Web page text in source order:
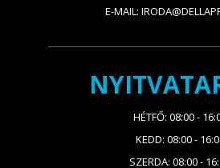
E-MAIL:
HÉTFŐ: 08:00 -
KEDD: 08:00 -
SZERDA: 08:00 -